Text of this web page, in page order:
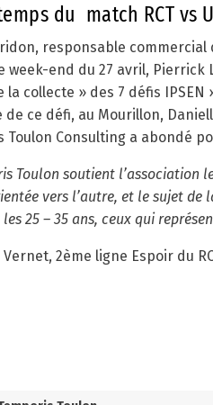
du match RCT vs
responsable commercial
week-end du 27 avril,
la collecte » des 7 défis IPSEN
de ce défi, au Mourillon,
Toulon Consulting a abondé
Toulon soutient l’association
vers l’autre, et le sujet de
25 – 35 ans, ceux qui
2ème ligne Espoir du